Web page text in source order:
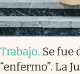
Trabajo. Se fue
“enfermo”. La